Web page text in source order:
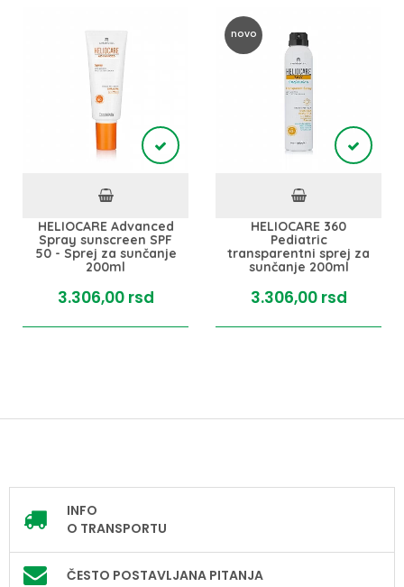
HELIOCARE Advanced
Spray sunscreen SPF
50 - Sprej za sunčanje
200ml
3.306,00 rsd
novo
HELIOCARE 360
Pediatric
transparentni sprej za
sunčanje 200ml
3.306,00 rsd
INFO
O TRANSPORTU
ČESTO POSTAVLJANA PITANJA